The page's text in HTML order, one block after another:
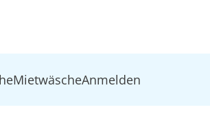
MietwäscheAnmelden